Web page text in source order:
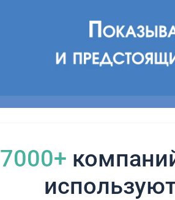
7000+